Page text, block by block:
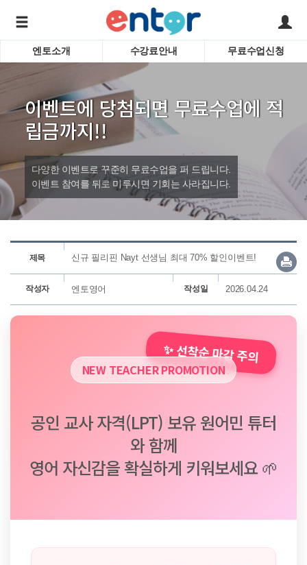
학습도우미 G1
바로가기
서비스안내
강사소개
회사소개
어린이
비즈니
인터뷰
영자신
수업
엔토소개 수강료안내 무료수업신청
이벤트에 당첨되면 무료수업에 적
립금까지!!
다양한 이벤트로 꾸준히 무료수업을 퍼 드립니다.
이벤트 참여를 뒤로 미루시면 기회는 사라집니다.
제목 신규 필리핀 Nayt 선생님 최대 70% 할인이벤트!
작성자 엔토영어 작성일 2026.04.24
✨ 선착순 마감 주의
NEW TEACHER PROMOTION
공인 교사 자격(LPT) 보유 원어민 튜터
와 함께
영어 자신감을 확실하게 키워보세요 🌱